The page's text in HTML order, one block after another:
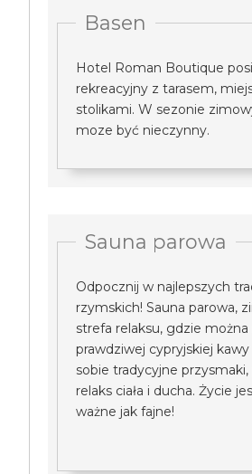
Basen
Hotel Roman Boutique
rekreacyjny z tarasem,
stolikami. W sezonie
moze być nieczynny.
Sauna parowa
Odpocznij w najlepszych
rzymskich! Sauna parowa,
strefa relaksu, gdzie można
prawdziwej cypryjskiej
sobie tradycyjne przysmaki,
relaks ciała i ducha. Życie
ważne jak fajne!